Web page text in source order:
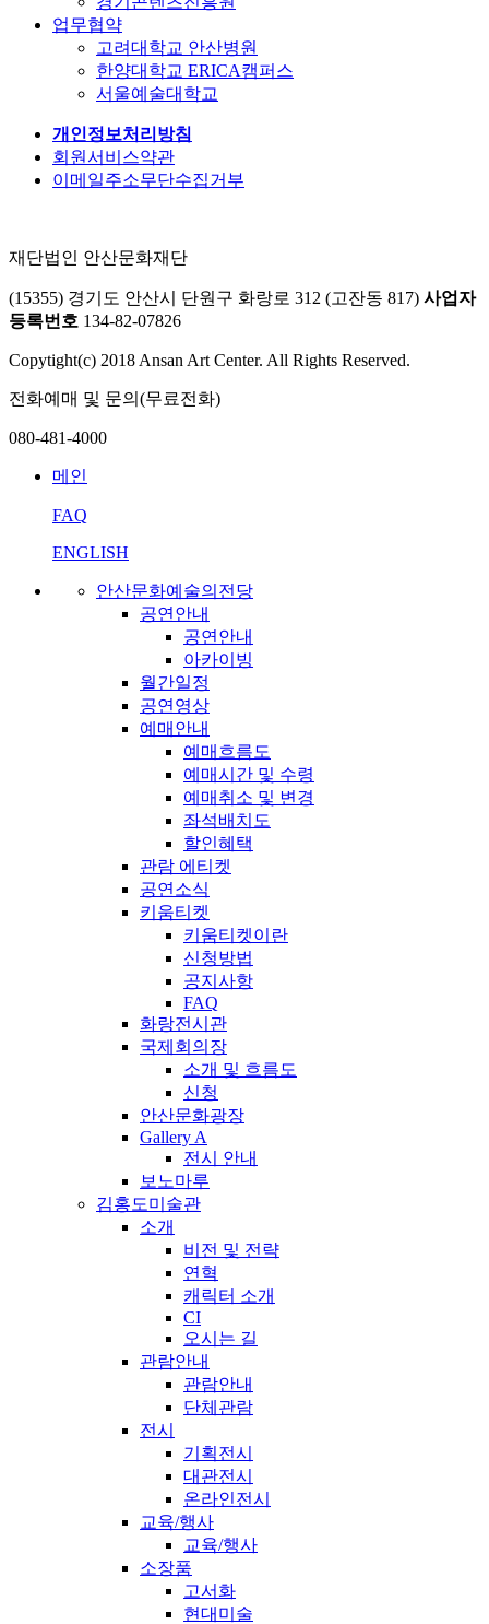
업무협약
고려대학교 안산병원
한양대학교 ERICA캠퍼스
서울예술대학교
개인정보처리방침
회원서비스약관
이메일주소무단수집거부
재단법인 안산문화재단
(15355) 경기도 안산시 단원구 화랑로 312 (고잔동 817) 사업자
등록번호 134-82-07826
Copytight(c) 2018 Ansan Art Center. All Rights Reserved.
전화예매 및 문의(무료전화)
080-481-4000
메인
FAQ
ENGLISH
안산문화예술의전당
공연안내
공연안내
아카이빙
월간일정
공연영상
예매안내
예매흐름도
예매시간 및 수령
예매취소 및 변경
좌석배치도
할인혜택
관람 에티켓
공연소식
키움티켓
키움티켓이란
신청방법
공지사항
FAQ
화랑전시관
국제회의장
소개 및 흐름도
신청
안산문화광장
Gallery A
전시 안내
보노마루
김홍도미술관
소개
비전 및 전략
연혁
캐릭터 소개
CI
오시는 길
관람안내
관람안내
단체관람
전시
기획전시
대관전시
온라인전시
교육/행사
교육/행사
소장품
고서화
현대미술